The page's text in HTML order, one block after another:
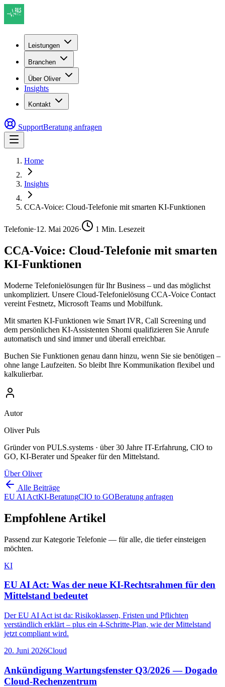
Leistungen
Branchen
Über Oliver
Insights
Kontakt
SupportBeratung anfragen
Home
Insights
CCA-Voice: Cloud-Telefonie mit smarten KI-Funktionen
Telefonie·12. Mai 2026· 1 Min. Lesezeit
CCA-Voice: Cloud-Telefonie mit smarten
KI-Funktionen
Moderne Telefonielösungen für Ihr Business – und das möglichst
unkompliziert. Unsere Cloud-Telefonielösung CCA-Voice Contact
vereint Festnetz, Microsoft Teams und Mobilfunk.
Mit smarten KI-Funktionen wie Smart IVR, Call Screening und
dem persönlichen KI-Assistenten Shomi qualifizieren Sie Anrufe
automatisch und sind immer und überall erreichbar.
Buchen Sie Funktionen genau dann hinzu, wenn Sie sie benötigen –
ohne lange Laufzeiten. So bleibt Ihre Kommunikation flexibel und
kalkulierbar.
Autor
Oliver Puls
Gründer von PULS.systems · über 30 Jahre IT-Erfahrung, CIO to
GO, KI-Berater und Speaker für den Mittelstand.
Über Oliver
Alle Beiträge
EU AI ActKI-BeratungCIO to GOBeratung anfragen
Empfohlene Artikel
Passend zur Kategorie Telefonie — für alle, die tiefer einsteigen
möchten.
KI
EU AI Act: Was der neue KI-Rechtsrahmen für den
Mittelstand bedeutet
Der EU AI Act ist da: Risikoklassen, Fristen und Pflichten
verständlich erklärt – plus ein 4-Schritte-Plan, wie der Mittelstand
jetzt compliant wird.
20. Juni 2026Cloud
Ankündigung Wartungsfenster Q3/2026 — Dogado
Cloud-Rechenzentrum